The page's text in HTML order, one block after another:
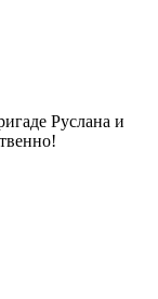
Руслана и